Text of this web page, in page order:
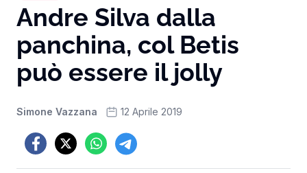
Andre Silva dalla
panchina, col Betis
può essere il jolly
Simone Vazzana 12 Aprile 2019